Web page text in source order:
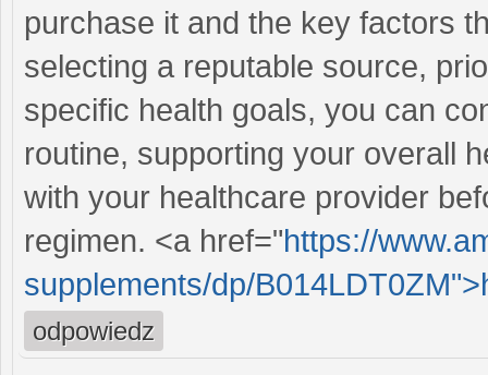
purchase it and the key factors
selecting a reputable source,
specific health goals, you can
routine, supporting your overall
with your healthcare provider
regimen. <a href="https://
supplements/dp/
odpowiedz